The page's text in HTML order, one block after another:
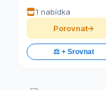
1 nabídka
Porovnat
⚖️ + Srovnat